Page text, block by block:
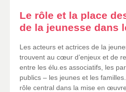
Le rôle et la place
de la jeunesse dans
Les acteurs et actrices de la
trouvent au cœur d’enjeux et de
entre les élu.es associatifs, les
publics – les jeunes et les
rôle central dans la mise en